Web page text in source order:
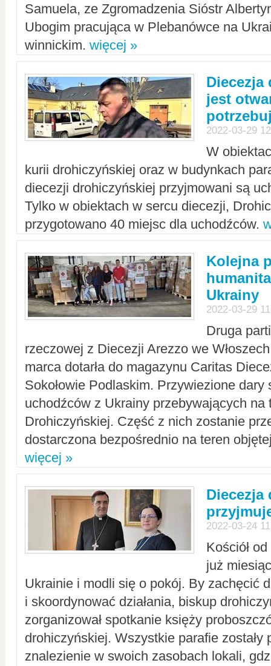
Samuela, ze Zgromadzenia Sióstr
Ubogim pracująca w Plebanówce na
winnickim. więcej »
Diecezja
jest
2022-03-29
W
kurii drohiczyńskiej oraz w budynkach
diecezji drohiczyńskiej przyjmowani są
Tylko w obiektach w sercu diecezji,
przygotowano 40 miejsc dla uchodźców.
Kolejna
Ukrainy
2022-03-29
Druga
rzeczowej z Diecezji Arezzo we
marca dotarła do magazynu Caritas
Sokołowie Podlaskim. Przywiezione dary
uchodźców z Ukrainy przebywających na
Drohiczyńskiej. Część z nich zostanie
dostarczona bezpośrednio na teren
więcej »
Diecezja
2022-03-24
Kościół
już
Ukrainie i modli się o pokój. By zachęcić
i skoordynować działania, biskup
zorganizował spotkanie księży
drohiczyńskiej. Wszystkie parafie zostały
znalezienie w swoich zasobach lokali,